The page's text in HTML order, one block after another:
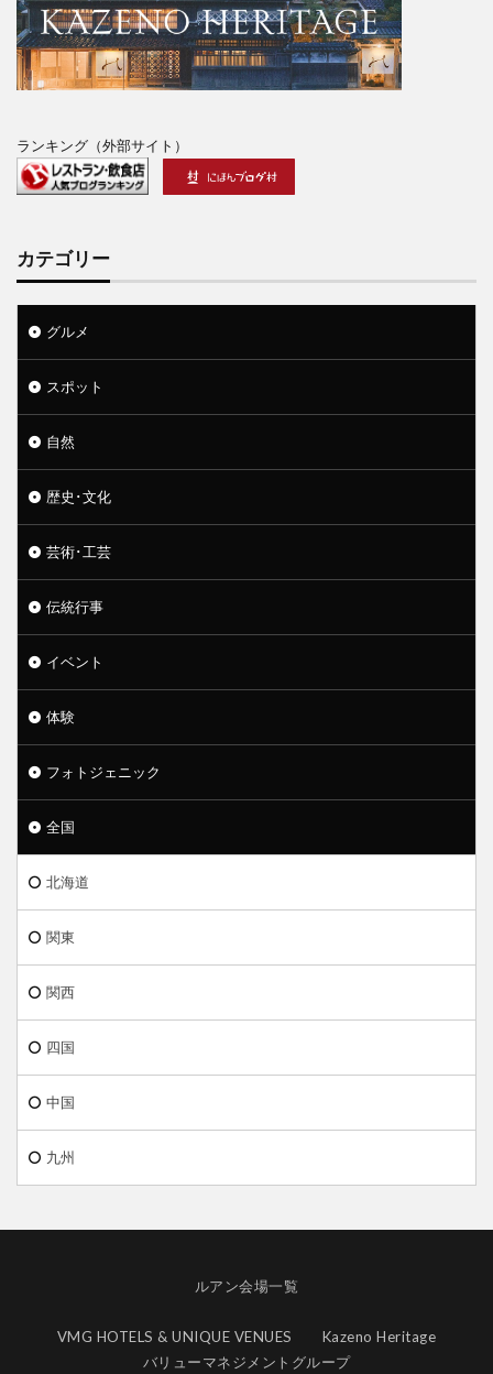
ランキング（外部サイト）
カテゴリー
グルメ
スポット
自然
歴史･文化
芸術･工芸
伝統行事
イベント
体験
フォトジェニック
全国
北海道
関東
関西
四国
中国
九州
ルアン会場一覧
VMG HOTELS & UNIQUE VENUES
Kazeno Heritage
バリューマネジメントグループ